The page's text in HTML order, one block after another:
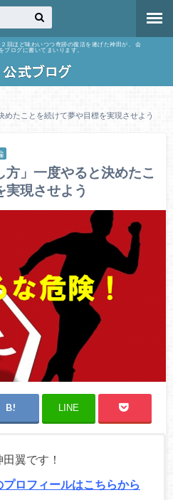
回ほど味わいつつ奇跡の復活を遂げた神田が、 会
ブログに書いてまいります。
めたことを続けて夢や目標を実現させよう
方」一度やると決めたこ
実現させよう
LINE
翼です！
プロフィールはこちらから